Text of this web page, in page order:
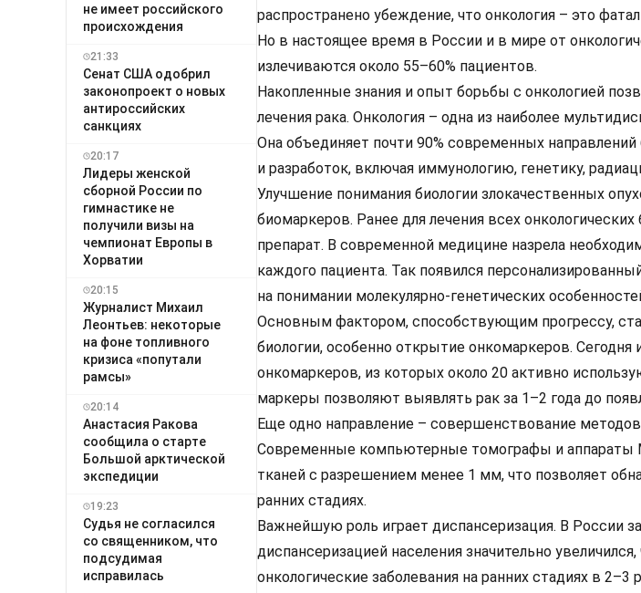
не имеет российского
происхождения
21:33
Сенат США одобрил
законопроект о новых
антироссийских
санкциях
20:17
Лидеры женской
сборной России по
гимнастике не
получили визы на
чемпионат Европы в
Хорватии
20:15
Журналист Михаил
Леонтьев: некоторые
на фоне топливного
кризиса «попутали
рамсы»
20:14
Анастасия Ракова
сообщила о старте
Большой арктической
экспедиции
19:23
Судья не согласился
со священником, что
подсудимая
исправилась
распространено убеждение, что онкология – это
Но в настоящее время в России и в мире от
излечиваются около 55–60% пациентов.
Накопленные знания и опыт борьбы с онкологией
лечения рака. Онкология – одна из наиболее
Она объединяет почти 90% современных направлений
и разработок, включая иммунологию, генетику,
Улучшение понимания биологии злокачественных
биомаркеров. Ранее для лечения всех
препарат. В современной медицине назрела
каждого пациента. Так появился
на понимании молекулярно-генетических
Основным фактором, способствующим прогрессу,
биологии, особенно открытие онкомаркеров.
онкомаркеров, из которых около 20 активно
маркеры позволяют выявлять рак за 1–2 года до
Еще одно направление – совершенствование методов
Современные компьютерные томографы и аппараты
тканей с разрешением менее 1 мм, что позволяет
ранних стадиях.
Важнейшую роль играет диспансеризация. В России
диспансеризацией населения значительно
онкологические заболевания на ранних стадиях в 2–3